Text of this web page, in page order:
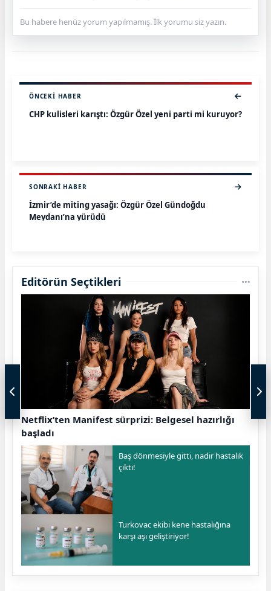
Bu habere henüz yorum yapılmamış. İlk yorumu siz yazın.
ÖNCEKI HABER
CHP kulisleri karıştı: Özgür Özel yeni parti mi kuruyor?
SONRAKI HABER
İzmir’de miting yasağı: Özgür Özel Gündoğdu
Meydanı’na yürüdü
Editörün Seçtikleri
Netflix’ten Manifest sürprizi: Belgesel hazırlığı
başladı
Baş dönmesiyle gitti, nadir hastalık
çıktı!
Turkovac ekibi kene hastalığına
karşı aşı geliştiriyor!